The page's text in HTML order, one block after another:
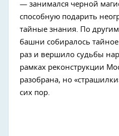
— занимался черной
способную подарить
тайные знания. По
башни собиралось
раз и вершило судьбы
рамках реконструкции
разобрана, но
сих пор.